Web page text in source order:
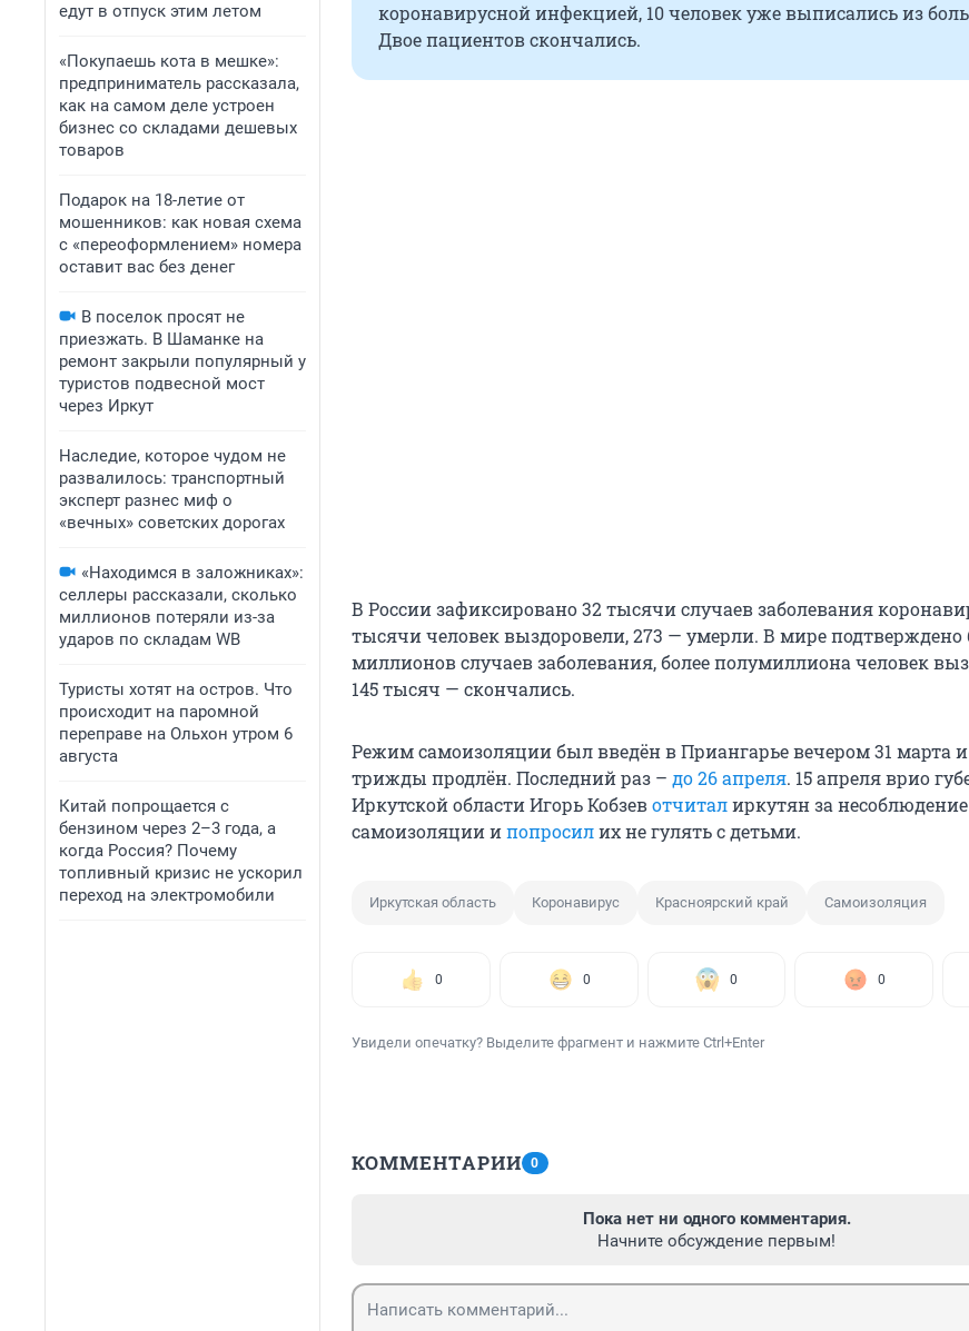
едут в отпуск этим летом
«Покупаешь кота в мешке»:
предприниматель рассказала,
как на самом деле устроен
бизнес со складами дешевых
товаров
Подарок на 18-летие от
мошенников: как новая схема
с «переоформлением» номера
оставит вас без денег
В поселок просят не
приезжать. В Шаманке на
ремонт закрыли популярный у
туристов подвесной мост
через Иркут
Наследие, которое чудом не
развалилось: транспортный
эксперт разнес миф о
«вечных» советских дорогах
«Находимся в заложниках»:
селлеры рассказали, сколько
миллионов потеряли из-за
ударов по складам WB
Туристы хотят на остров. Что
происходит на паромной
переправе на Ольхон утром 6
августа
Китай попрощается с
бензином через 2–3 года, а
когда Россия? Почему
топливный кризис не ускорил
переход на электромобили
коронавирусной инфекцией, 10 человек уже выписались из
Двое пациентов скончались.
В России зафиксировано 32 тысячи случаев заболевания
тысячи человек выздоровели, 273 — умерли. В мире подтверждено
миллионов случаев заболевания, более полумиллиона человек
145 тысяч — скончались.
Режим самоизоляции был введён в Приангарье вечером 31 марта
трижды продлён. Последний раз – до 26 апреля. 15 апреля врио
Иркутской области Игорь Кобзевотчиталиркутян за несоблюдение
самоизоляции ипопросилих не гулять с детьми.
Иркутская область Коронавирус Красноярский край Самоизоляция
0 0 0 0
Увидели опечатку? Выделите фрагмент и нажмите Ctrl+Enter
КОММЕНТАРИИ 0
Пока нет ни одного комментария.
Начните обсуждение первым!